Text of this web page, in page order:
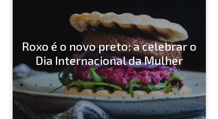
Roxo é o novo preto: a celebrar o
Dia Internacional da Mulher